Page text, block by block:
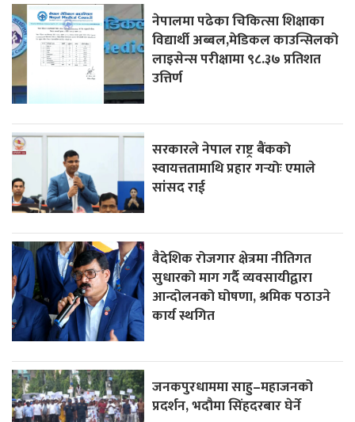
नेपालमा पढेका चिकित्सा शिक्षाका
विद्यार्थी अब्बल,मेडिकल काउन्सिलको
लाइसेन्स परीक्षामा ९८.३७ प्रतिशत
उत्तिर्ण
सरकारले नेपाल राष्ट्र बैंकको
स्वायत्ततामाथि प्रहार गर्‍योः एमाले
सांसद राई
वैदेशिक रोजगार क्षेत्रमा नीतिगत
सुधारको माग गर्दै व्यवसायीद्वारा
आन्दोलनको घोषणा, श्रमिक पठाउने
कार्य स्थगित
जनकपुरधाममा साहु–महाजनको
प्रदर्शन, भदौमा सिंहदरबार घेर्ने